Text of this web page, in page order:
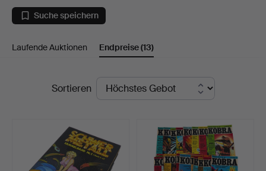
bei
Auktionshaus
Hammerschlag
Suche speichern
Laufende Auktionen Endpreise(13)
EndpreiseSortieren